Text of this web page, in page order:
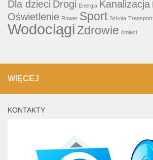
Dla dzieci Drogi Energia Kanalizacja
Oświetlenie Rower Sport Szkoła Transport
WodociągiZdrowie śmieci
WIĘCEJ
KONTAKTY